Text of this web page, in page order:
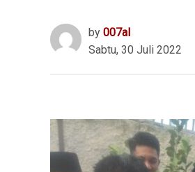
by 007al
Sabtu, 30 Juli 2022